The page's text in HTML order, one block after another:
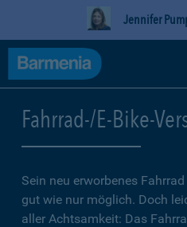
Jennifer
Fahrrad-/E-Bike-
Sein neu erworbenes
gut wie nur möglich. Doch
aller Achtsamkeit: Das